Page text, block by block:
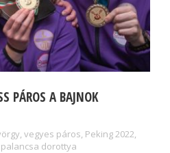
PÁROS A BAJNOK
, vegyes páros, Peking 2022,
palancsa dorottya